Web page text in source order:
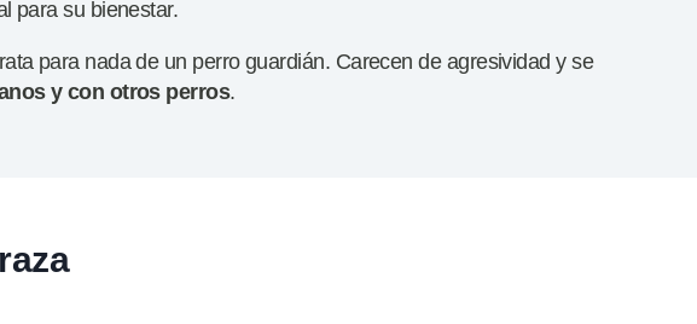
para su bienestar.
para nada de un perro guardián. Carecen de agresividad y se
y con otros perros.